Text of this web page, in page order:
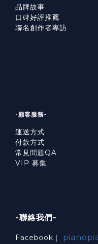
品牌故事
口碑好評推薦
聯名創作者專訪
-顧客服務-
運送方式
付款方式
常見問題QA
VIP 募集
-聯絡我們-
Facebook｜